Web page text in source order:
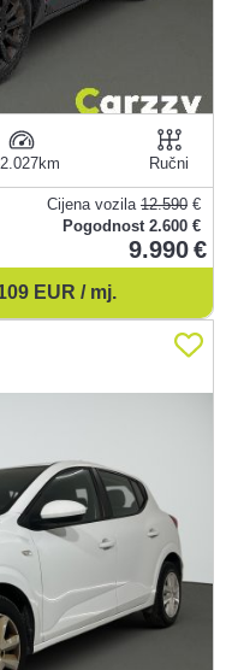
Ručni
Cijena vozila 12.590 €
Pogodnost 2.600 €
9.990
EUR / mj.